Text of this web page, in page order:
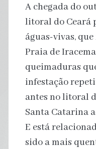
A chegada do
litoral do Ceará
águas-vivas,
Praia de
queimaduras
infestação
antes no litoral
Santa Catarina
E está
sido a mais